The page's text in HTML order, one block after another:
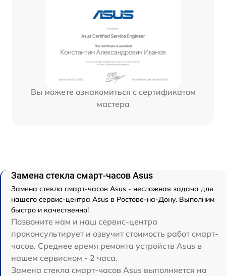
Вы можете ознакомиться с сертификатом
мастера
Замена стекла смарт-часов Asus
Замена стекла смарт-часов Asus - несложная задача для
нашего сервис-центра Asus в Ростове-на-Дону. Выполним
быстро и качественно!
Позвоните нам и наш сервис-центра
проконсультирует и озвучит стоимость работ смарт-
часов. Среднее время ремонта устройств Asus в
нашем сервисном - 2 часа.
Замена стекла смарт-часов Asus выполняется на